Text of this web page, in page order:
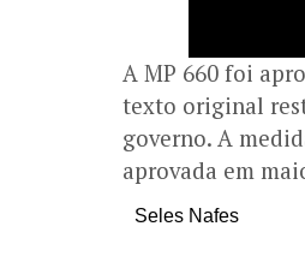
A MP 660 foi
texto original
governo. A
aprovada em
Seles Nafes